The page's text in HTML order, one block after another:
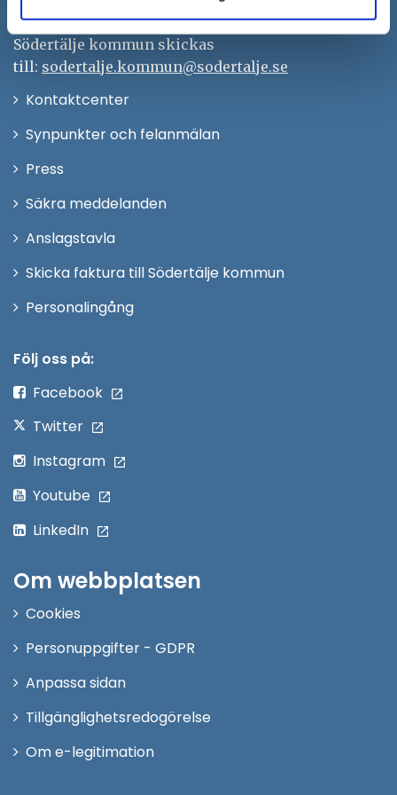
Remisser, beslut och meddelande/info till
Södertälje kommun skickas
till: sodertalje.kommun@sodertalje.se
KontaktcenterÖppna
Synpunkter och felanmälan
Press
fönster
Säkra meddelanden
Anslagstavla
Skicka faktura till Södertälje kommun
PersonalingångÖppna
Följ oss på:
Facebook
Twitter
Instagram
Youtube
LinkedIn
Om webbplatsen
Cookies
Personuppgifter - GDPR
Anpassa sidan
Tillgänglighetsredogörelse
Om e-legitimation